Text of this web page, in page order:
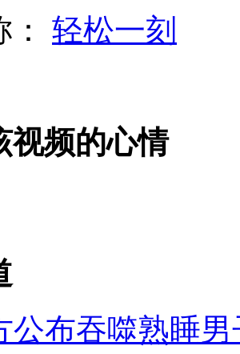
机准备降落时遭枪击
院发生枪击案
打老人 痛下狠手拳打脚踢
全 医生回应
轻松一刻
视频的心情
公布吞噬熟睡男